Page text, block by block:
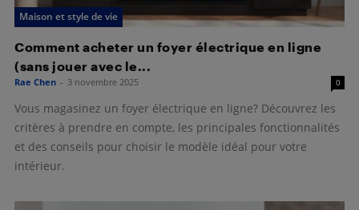
Maison et style de vie
Comment acheter un foyer électrique en ligne
(sans jouer avec le...
Rae Chen - 3 novembre 2025 0
Vous magasinez un foyer électrique en ligne? Découvrez les
critères à prendre en compte, les principales fonctionnalités
et des conseils pour choisir le modèle idéal pour votre
intérieur.